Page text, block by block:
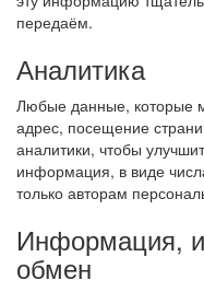
передаём.
Аналитика
Любые данные, которые
адрес, посещение
аналитики, чтобы
информация, в виде
только авторам
Информация,
обмен